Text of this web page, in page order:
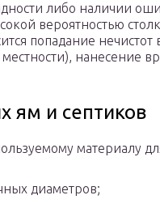
либо наличии
вероятностью
попадание
нанесение
ям и септиков
материалу
диаметров;